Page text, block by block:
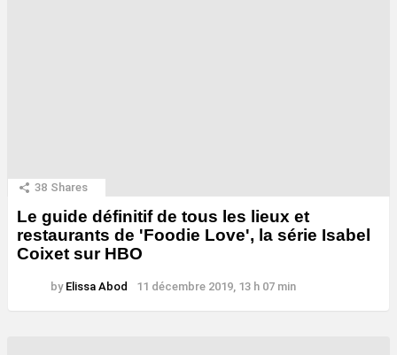
38 Shares
Le guide définitif de tous les lieux et
restaurants de 'Foodie Love', la série Isabel
Coixet sur HBO
by Elissa Abod 11 décembre 2019, 13 h 07 min